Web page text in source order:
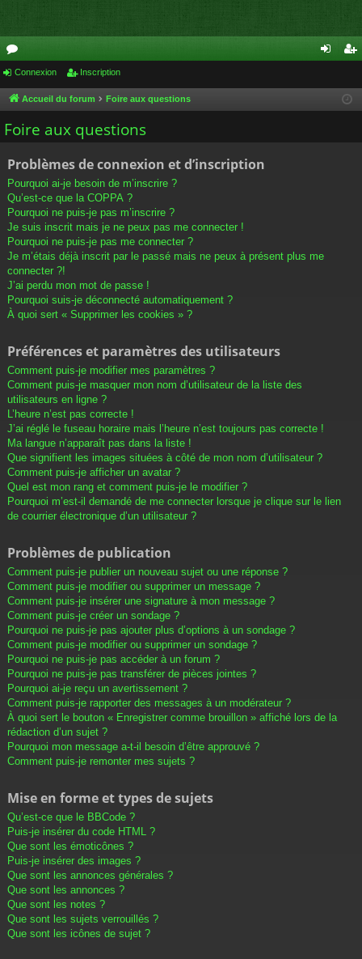
or
u
m
cri
Connexion Inscription
Accueil du forum Foire aux questions
Foire aux questions
Problèmes de connexion et d’inscription
Pourquoi ai-je besoin de m’inscrire ?
Qu’est-ce que la COPPA ?
Pourquoi ne puis-je pas m’inscrire ?
Je suis inscrit mais je ne peux pas me connecter !
Pourquoi ne puis-je pas me connecter ?
Je m’étais déjà inscrit par le passé mais ne peux à présent plus me
connecter ?!
J’ai perdu mon mot de passe !
Pourquoi suis-je déconnecté automatiquement ?
À quoi sert « Supprimer les cookies » ?
Préférences et paramètres des utilisateurs
Comment puis-je modifier mes paramètres ?
Comment puis-je masquer mon nom d’utilisateur de la liste des
utilisateurs en ligne ?
L’heure n’est pas correcte !
J’ai réglé le fuseau horaire mais l’heure n’est toujours pas correcte !
Ma langue n’apparaît pas dans la liste !
Que signifient les images situées à côté de mon nom d’utilisateur ?
Comment puis-je afficher un avatar ?
Quel est mon rang et comment puis-je le modifier ?
Pourquoi m’est-il demandé de me connecter lorsque je clique sur le lien
de courrier électronique d’un utilisateur ?
Problèmes de publication
Comment puis-je publier un nouveau sujet ou une réponse ?
Comment puis-je modifier ou supprimer un message ?
Comment puis-je insérer une signature à mon message ?
Comment puis-je créer un sondage ?
Pourquoi ne puis-je pas ajouter plus d’options à un sondage ?
Comment puis-je modifier ou supprimer un sondage ?
Pourquoi ne puis-je pas accéder à un forum ?
Pourquoi ne puis-je pas transférer de pièces jointes ?
Pourquoi ai-je reçu un avertissement ?
Comment puis-je rapporter des messages à un modérateur ?
À quoi sert le bouton « Enregistrer comme brouillon » affiché lors de la
rédaction d’un sujet ?
Pourquoi mon message a-t-il besoin d’être approuvé ?
Comment puis-je remonter mes sujets ?
Mise en forme et types de sujets
Qu’est-ce que le BBCode ?
Puis-je insérer du code HTML ?
Que sont les émoticônes ?
Puis-je insérer des images ?
Que sont les annonces générales ?
Que sont les annonces ?
Que sont les notes ?
Que sont les sujets verrouillés ?
Que sont les icônes de sujet ?